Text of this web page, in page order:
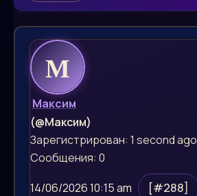
Максим
(@Максим)
Зарегистрирован: 1 second ago
Сообщения: 0
14/06/2026 10:15 am
[#288]